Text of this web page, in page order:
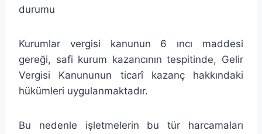
durumu
Kurumlar vergisi kanunun 6 ıncı maddesi
gereği, safi kurum kazancının tespitinde, Gelir
Vergisi Kanununun ticarî kazanç hakkındaki
hükümleri uygulanmaktadır.
Bu nedenle işletmelerin bu tür harcamaları